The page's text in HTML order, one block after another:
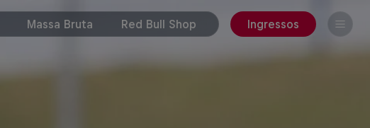
Massa Bruta Red Bull Shop Ingressos